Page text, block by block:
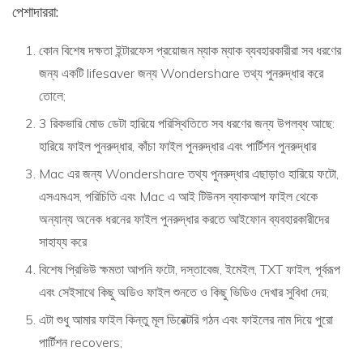
পেশাদাররা:
কোন বিশেষ দক্ষতা ইন্টারফেস প্রয়োজন ম্যাক ম্যাক ব্যবহারকারীরা সব ধরণের
জন্য একটি lifesaver জন্য Wondershare তথ্য পুনরুদ্ধার করে
তোলে;
3 রিকভারি মোড ডেটা হারিয়ে পরিস্থিতিতে সব ধরণের জন্য উপলব্ধ আছে:
হারিয়ে ফাইল পুনরুদ্ধার, কাঁচা ফাইল পুনরুদ্ধার এবং পার্টিশন পুনরুদ্ধার
Mac এর জন্য Wondershare তথ্য পুনরুদ্ধার এছাড়াও হারিয়ে ফটো,
এসএমএস, পরিচিতি এবং Mac এ আই টিউনস ব্যাকআপ ফাইল থেকে
অন্যান্য অনেক ধরনের ফাইল পুনরুদ্ধার করতে আইফোন ব্যবহারকারীদের
সাহায্য করে
বিশেষ প্রিভিউ ক্ষমতা আপনি ফটো, দস্তাবেজ, ইমেইল, TXT ফাইল, পূর্বরূপ
এবং সেইসাথে কিছু অডিও ফাইল শুনতে ও কিছু ভিডিও দেখার সুবিধা দেয়;
এটা শুধু আমার ফাইল কিন্তু মূল ডিরেক্টরি গঠন এবং ফাইলের নাম দিয়ে পুরো
পার্টিশন recovers;